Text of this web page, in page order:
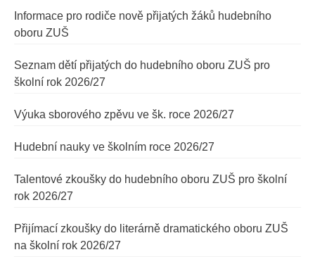
Informace pro rodiče nově přijatých žáků hudebního
oboru ZUŠ
Seznam dětí přijatých do hudebního oboru ZUŠ pro
školní rok 2026/27
Výuka sborového zpěvu ve šk. roce 2026/27
Hudební nauky ve školním roce 2026/27
Talentové zkoušky do hudebního oboru ZUŠ pro školní
rok 2026/27
Přijímací zkoušky do literárně dramatického oboru ZUŠ
na školní rok 2026/27